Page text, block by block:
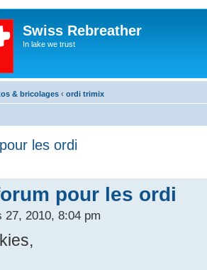
Swiss Rebreather
In lake we trust
& bricolages ‹ ordi trimix
les ordi
pour les ordi
27, 2010, 8:04 pm